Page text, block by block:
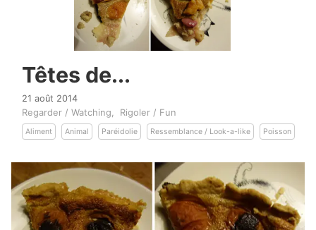
Têtes de...
21 août 2014
Regarder / Watching Rigoler / Fun
Aliment Animal Paréidolie Ressemblance / Look-a-like Poisson